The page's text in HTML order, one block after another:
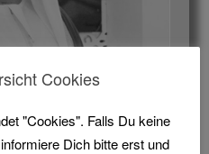
der Spitzenklasse im
winken viele
Cookies
"Cookies". Falls Du keine
Dich bitte erst und